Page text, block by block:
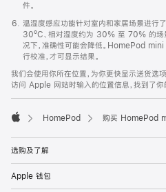
件。
温湿度感应功能针对室内和家居场景进行
30ºC、相对湿度约为 30% 至 70% 的场
况下，准确性可能会降低。HomePod
行校准，才可显示结果。
我们会使用你所在位置，为你更快显示送货选
访问 Apple 网站时输入的位置信息，找到了你
HomePod 购买 HomePod
选购及了解
Apple 钱包